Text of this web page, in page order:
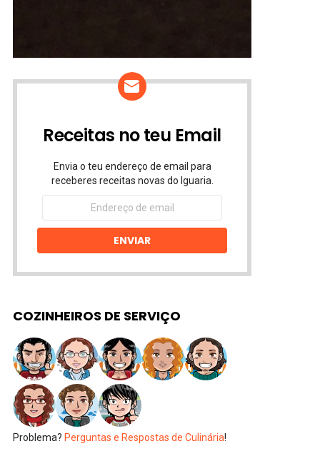
Receitas no teu Email
Envia o teu endereço de email para
receberes receitas novas do Iguaria.
Endereço
email
ENVIAR
COZINHEIROS DE SERVIÇO
Problema? Perguntas e Respostas de Culinária!